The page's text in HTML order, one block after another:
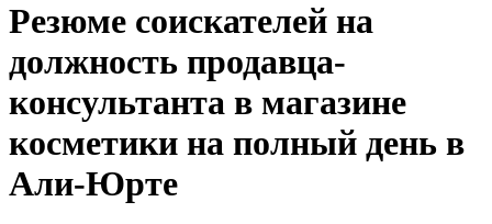
Резюме соискателей на
должность продавца-
консультанта в магазине
косметики на полный день в
Али-Юрте